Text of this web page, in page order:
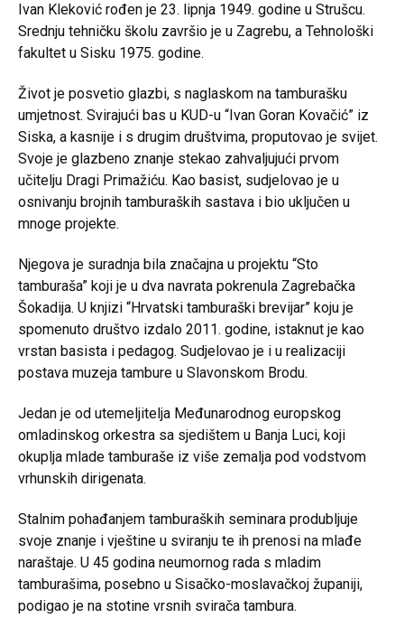
Ivan Kleković rođen je 23. lipnja 1949. godine u Strušcu.
Srednju tehničku školu završio je u Zagrebu, a Tehnološki
fakultet u Sisku 1975. godine.
Život je posvetio glazbi, s naglaskom na tamburašku
umjetnost. Svirajući bas u KUD-u “Ivan Goran Kovačić” iz
Siska, a kasnije i s drugim društvima, proputovao je svijet.
Svoje je glazbeno znanje stekao zahvaljujući prvom
učitelju Dragi Primažiću. Kao basist, sudjelovao je u
osnivanju brojnih tamburaških sastava i bio uključen u
mnoge projekte.
Njegova je suradnja bila značajna u projektu “Sto
tamburaša” koji je u dva navrata pokrenula Zagrebačka
Šokadija. U knjizi “Hrvatski tamburaški brevijar” koju je
spomenuto društvo izdalo 2011. godine, istaknut je kao
vrstan basista i pedagog. Sudjelovao je i u realizaciji
postava muzeja tambure u Slavonskom Brodu.
Jedan je od utemeljitelja Međunarodnog europskog
omladinskog orkestra sa sjedištem u Banja Luci, koji
okuplja mlade tamburaše iz više zemalja pod vodstvom
vrhunskih dirigenata.
Stalnim pohađanjem tamburaških seminara produbljuje
svoje znanje i vještine u sviranju te ih prenosi na mlađe
naraštaje. U 45 godina neumornog rada s mladim
tamburašima, posebno u Sisačko-moslavačkoj županiji,
podigao je na stotine vrsnih svirača tambura.